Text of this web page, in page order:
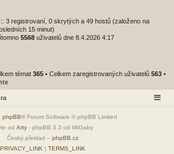
3 registrovaní, 0 skrytých a 49 hostů (založeno na
15 minut)
5568 uživatelů dne 8.4.2026 4:17
témat 365 • Celkem zaregistrovaných uživatelů 563 •
phpBB® Forum Software © phpBB Limited
od Arty - phpBB 3.3 od MrGaby
Český překlad – phpBB.cz
PRIVACY_LINK | TERMS_LINK